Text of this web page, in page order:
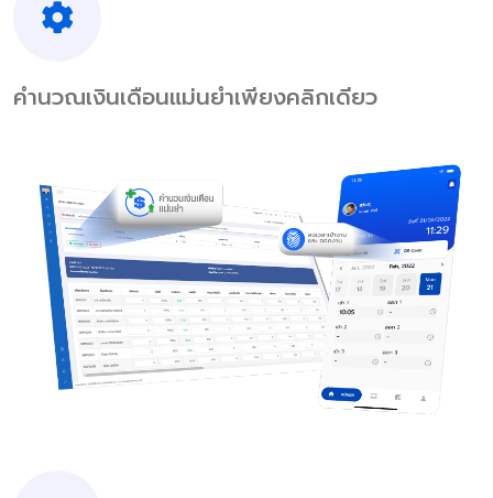
คำนวณเงินเดือนแม่นยำเพียงคลิกเดียว